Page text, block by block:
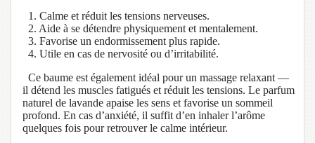
1. Calme et réduit les tensions nerveuses.
2. Aide à se détendre physiquement et mentalement.
3. Favorise un endormissement plus rapide.
4. Utile en cas de nervosité ou d’irritabilité.
Ce baume est également idéal pour un massage relaxant —
il détend les muscles fatigués et réduit les tensions. Le parfum
naturel de lavande apaise les sens et favorise un sommeil
profond. En cas d’anxiété, il suffit d’en inhaler l’arôme
quelques fois pour retrouver le calme intérieur.